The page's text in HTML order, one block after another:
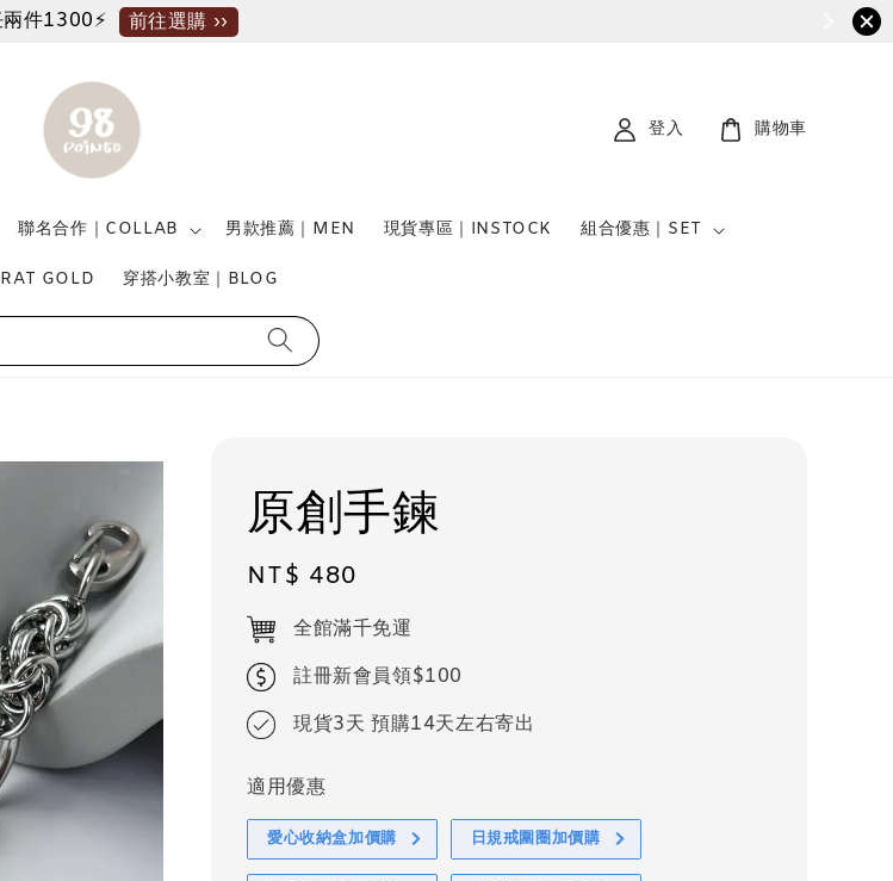
件1300⚡ 前往選購 ››
聯名合作｜COLLAB 男款推薦｜MEN 現貨專區｜INSTOCK 組合優惠｜SET
GOLD 穿搭小教室｜BLOG
登入 購物車
原創手鍊
Regular
price
NT$ 480
全館滿千免運
註冊新會員領$100
現貨3天 預購14天左右寄出
適用優惠
愛心收納盒加價購 日規戒圍圈加價購